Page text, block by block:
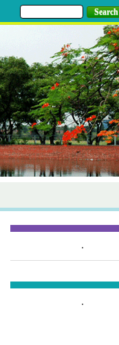
Search